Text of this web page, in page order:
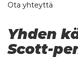
Ota yhteyttä
Yhden
Scott-